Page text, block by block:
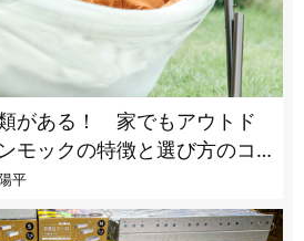
がある！ 家でもアウトド
モックの特徴と選び方のコ
平